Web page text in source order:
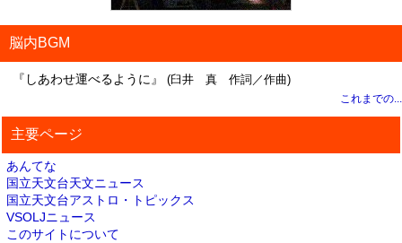
脳内BGM
『しあわせ運べるように』 (臼井 真 作詞／作曲)
これまでの...
主要ページ
あんてな
国立天文台天文ニュース
国立天文台アストロ・トピックス
VSOLJニュース
このサイトについて